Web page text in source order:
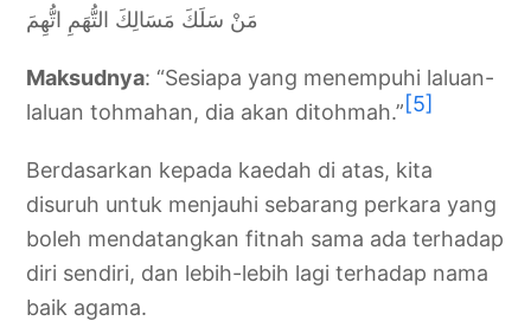
مَنْ سَلَكَ مَسَالِكَ التُّهَمِ اتُّهِمَ
Maksudnya: “Sesiapa yang menempuhi laluan-
laluan tohmahan, dia akan ditohmah.”[5]
Berdasarkan kepada kaedah di atas, kita
disuruh untuk menjauhi sebarang perkara yang
boleh mendatangkan fitnah sama ada terhadap
diri sendiri, dan lebih-lebih lagi terhadap nama
baik agama.